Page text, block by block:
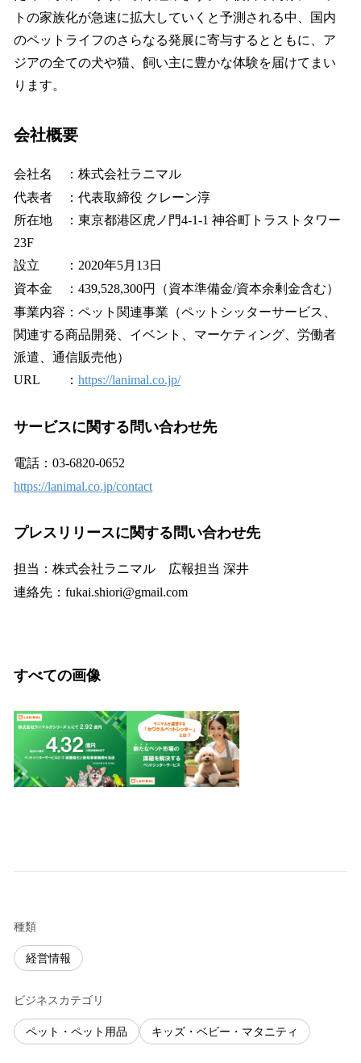
トの家族化が急速に拡大していくと予測される中、国内
のペットライフのさらなる発展に寄与するとともに、ア
ジアの全ての犬や猫、飼い主に豊かな体験を届けてまい
ります。
会社概要
会社名 ：株式会社ラニマル
代表者 ：代表取締役 クレーン淳
所在地 ：東京都港区虎ノ門4-1-1 神谷町トラストタワー
23F
設立 ：2020年5月13日
資本金 ：439,528,300円（資本準備金/資本余剰金含む）
事業内容：ペット関連事業（ペットシッターサービス、
関連する商品開発、イベント、マーケティング、労働者
派遣、通信販売他）
URL ： https://lanimal.co.jp/
サービスに関する問い合わせ先
電話：03-6820-0652
https://lanimal.co.jp/contact
プレスリリースに関する問い合わせ先
担当：株式会社ラニマル 広報担当 深井
連絡先：fukai.shiori@gmail.com
すべての画像
種類
経営情報
ビジネスカテゴリ
ペット・ペット用品 キッズ・ベビー・マタニティ